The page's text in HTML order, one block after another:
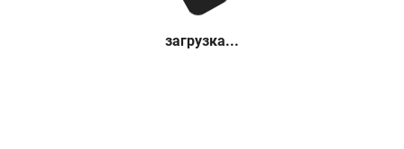
загрузка...